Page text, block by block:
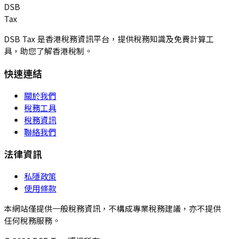
DSB
Tax
DSB Tax 是香港稅務資訊平台，提供稅務知識及免費計算工
具，助您了解香港稅制。
快速連結
關於我們
稅務工具
稅務資訊
聯絡我們
法律資訊
私隱政策
使用條款
本網站僅提供一般稅務資訊，不構成專業稅務建議，亦不提供
任何稅務服務。